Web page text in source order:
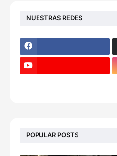
NUESTRAS REDES
POPULAR POSTS